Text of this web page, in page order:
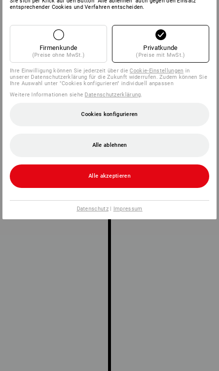
entsprechender Cookies und Verfahren entscheiden.
Firmenkunde
(Preise ohne MwSt.)
Privatkunde
(Preise mit MwSt.)
Ihre Einwilligung können Sie jederzeit über dieCookie-Einstellungen in
unserer Datenschutzerklärung für die Zukunft widerrufen. Zudem können Sie
Ihre Auswahl unter "Cookies konfigurieren" individuell anpassen
Weitere Informationen siehe Datenschutzerklärung
Cookies konfigurieren
Alle ablehnen
Alle akzeptieren
Datenschutz| Impressum